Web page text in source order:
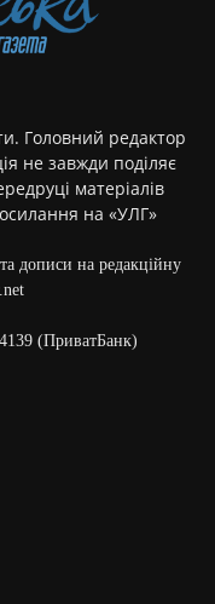
Головний редактор
не завжди поділяє
матеріалів
на «УЛГ»
дописи на редакційну
(ПриватБанк)